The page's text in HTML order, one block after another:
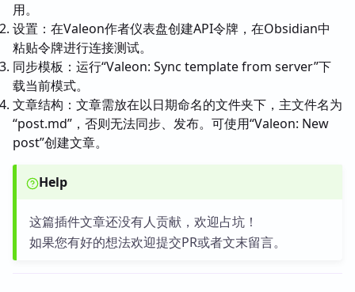
用。
设置：在Valeon作者仪表盘创建API令牌，在Obsidian中
粘贴令牌进行连接测试。
同步模板：运行“Valeon: Sync template from server”下
载当前模式。
文章结构：文章需放在以日期命名的文件夹下，主文件名为
“post.md”，否则无法同步、发布。可使用“Valeon: New
post”创建文章。
Help
这篇插件文章还没有人贡献，欢迎占坑！
如果您有好的想法欢迎提交PR或者文末留言。